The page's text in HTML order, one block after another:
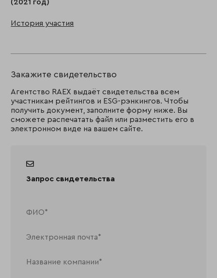
(2021 год)
История участия
Закажите свидетельство
Агентство RAEX выдаёт свидетельства всем
участникам рейтингов и ESG-рэнкингов. Чтобы
получить документ, заполните форму ниже. Вы
сможете распечатать файл или разместить его в
электронном виде на вашем сайте.
Запрос свидетельства